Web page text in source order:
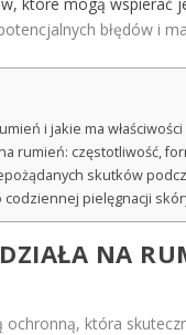
błędów i
i jakie ma
rumień: częstotliwość,
skutków
codziennej pielęgnacji
NA
ochronną, która